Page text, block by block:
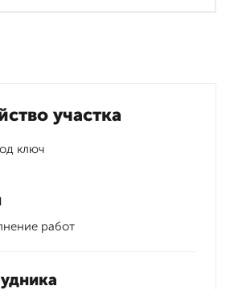
участка
ключ
работ